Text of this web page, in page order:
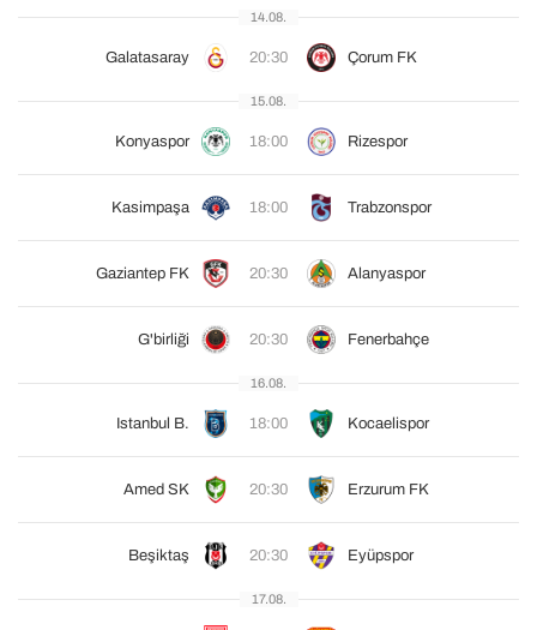
14.08.
Galatasaray 20:30 Çorum FK
15.08.
Konyaspor 18:00 Rizespor
Kasimpaşa 18:00 Trabzonspor
Gaziantep FK 20:30 Alanyaspor
G'birliği 20:30 Fenerbahçe
16.08.
Istanbul B. 18:00 Kocaelispor
Amed SK 20:30 Erzurum FK
Beşiktaş 20:30 Eyüpspor
17.08.